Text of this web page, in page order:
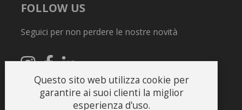
FOLLOW US
Seguici per non perdere le nostre novità
Seguici
Instagram
Seguici
Facebook
Seguici
Linkedin
Questo sito web utilizza cookie per
garantire ai suoi clienti la miglior
esperienza d'uso.